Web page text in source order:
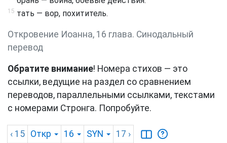
15 тать — вор, похититель.
Откровение Иоанна, 16 глава. Синодальный
перевод
Обратите внимание! Номера стихов — это
ссылки, ведущие на раздел со сравнением
переводов, параллельными ссылками, текстами
с номерами Стронга. Попробуйте.
‹ 15 Откр 16 SYN 17 ›